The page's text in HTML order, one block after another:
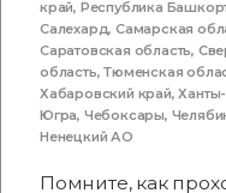
край, Республика
Салехард,Самарская
Саратовская область,
область,Тюменская
Хабаровский край,
Югра, Чебоксары,
Ненецкий АО
Помните, как